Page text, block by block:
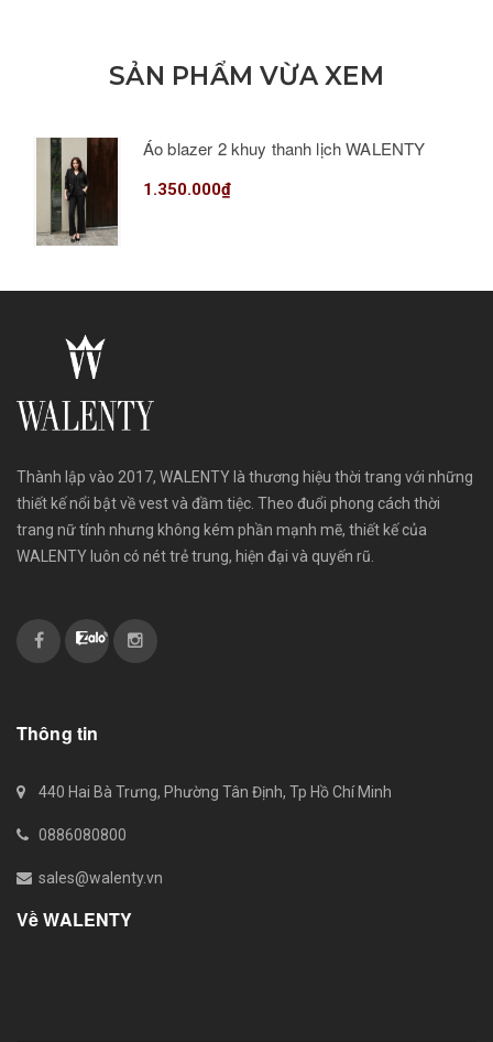
SẢN PHẨM VỪA XEM
Áo blazer 2 khuy thanh lịch WALENTY
1.350.000₫
Thành lập vào 2017, WALENTY là thương hiệu thời trang với những
thiết kế nổi bật về vest và đầm tiệc. Theo đuổi phong cách thời
trang nữ tính nhưng không kém phần mạnh mẽ, thiết kế của
WALENTY luôn có nét trẻ trung, hiện đại và quyến rũ.
Thông tin
440 Hai Bà Trưng, Phường Tân Định, Tp Hồ Chí Minh
0886080800
sales@walenty.vn
Về WALENTY